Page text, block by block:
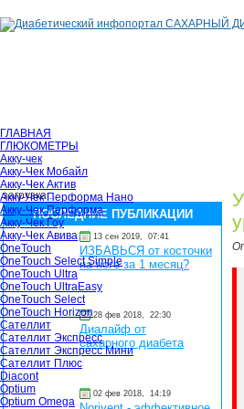
ГЛАВНАЯ
ГЛЮКОМЕТРЫ
Акку-чек
Акку-Чек Мобайл
Акку-Чек Актив
Акку-Чек Перформа Нано
Акку-Чек Перформа
Акку-Чек Гоу
Акку-Чек Авива
OneTouch
OneTouch Select Simple
OneTouch Ultra
OneTouch UltraEasy
OneTouch Select
OneTouch Horizon
Сателлит
Сателлит Экспресс
Сателлит Экспресс Мини
Сателлит Плюс
Diacont
Optium
Optium Omega
загрузка...
ПОСЛЕДНИЕ ПУБЛИКАЦИИ
13 сен 2019, 07:41
ИЗБАВЬСЯ от косточки
на ноге за 1 месяц?
28 фев 2018, 22:30
Диалайф от
сахарного диабета
02 фев 2018, 14:19